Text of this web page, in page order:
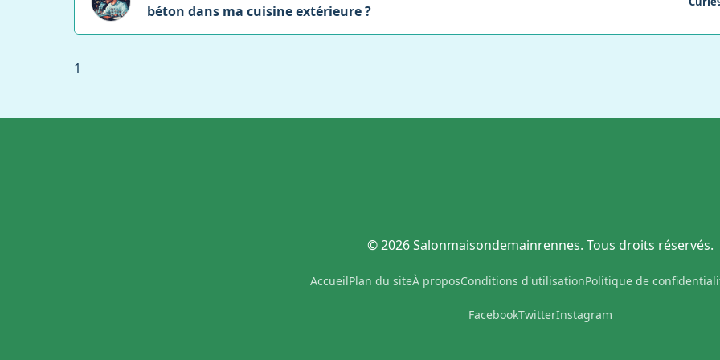
béton dans ma cuisine extérieure ?
1
© 2026 Salonmaisondemainrennes. Tous droits réservés.
AccueilPlan du siteÀ proposConditions d'utilisationPolitique de
FacebookTwitterInstagram